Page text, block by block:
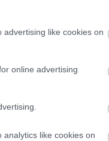
like cookies on
online advertising
like cookies on
nyílt
Brut Galéria